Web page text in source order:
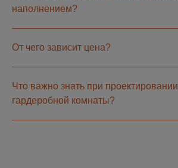
наполнением?
От чего зависит цена?
Что важно знать при проектировании
гардеробной комнаты?